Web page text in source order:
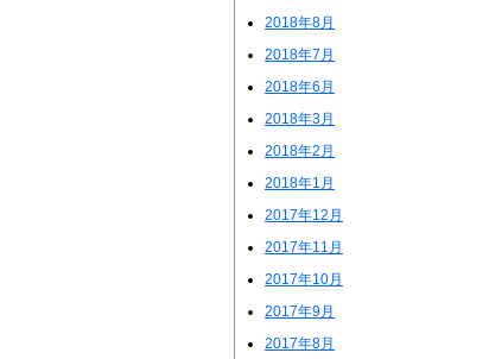
2018年8月
2018年7月
2018年6月
2018年3月
2018年2月
2018年1月
2017年12月
2017年11月
2017年10月
2017年9月
2017年8月